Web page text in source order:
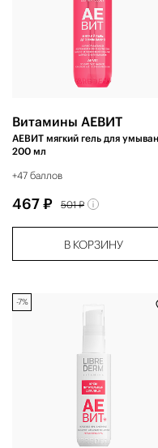
Витамины АЕВИТ
АЕВИТ мягкий гель для
200 мл
+47 баллов
467 ₽ 501 ₽
В КОРЗИНУ
-7%